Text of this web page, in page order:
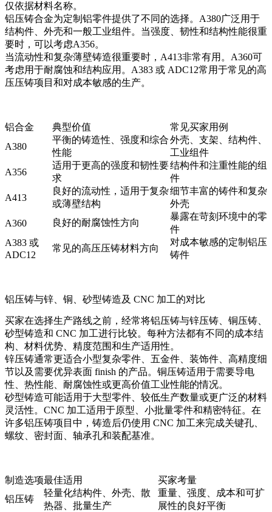
仅依据材料名称。
铝压铸合金为定制铝零件提供了不同的选择。 A380广泛用于
结构件、外壳和一般工业组件。当强度、韧性和结构性能很重
要时，可以考虑A356。
当流动性和复杂薄壁铸造很重要时， A413非常有用。 A360可
考虑用于耐腐蚀和结构应用。 A383 或 ADC12常用于常见的高
压压铸项目和对成本敏感的生产。
铝合金 典型价值
常见买家用例
A380
平衡的铸造性、强度和综合
性能
外壳、支架、结构件、
工业组件
A356
适用于更高的强度和韧性要
求
结构件和注重性能的组
件
A413
良好的流动性，适用于复杂
或薄壁结构
细节丰富的铸件和复杂
外壳
A360
良好的耐腐蚀性方向
暴露在苛刻环境中的零
件
A383 或
ADC12
常见的高压压铸材料方向
对成本敏感的定制铝压
铸件
铝压铸与锌、铜、砂型铸造及 CNC 加工的对比
买家在选择生产路线之前，经常将铝压铸与锌压铸、铜压铸、
砂型铸造和 CNC 加工进行比较。每种方法都有不同的成本结
构、材料优势、精度范围和生产适用性。
锌压铸通常更适合小型复杂零件、五金件、装饰件、高精度细
节以及需要优异表面 finish 的产品。 铜压铸适用于需要导电
性、热性能、耐腐蚀性或更高价值工业性能的情况。
砂型铸造可能适用于大型零件、较低生产数量或更广泛的材料
灵活性。 CNC 加工适用于原型、小批量零件和精密特征。在
许多铝压铸项目中，铸造后仍使用 CNC 加工来完成关键孔、
螺纹、密封面、轴承孔和装配基准。
制造选项最佳适用
买家考量
铝压铸
轻量化结构件、外壳、散
热器、批量生产
重量、强度、成本和可扩
展性的良好平衡